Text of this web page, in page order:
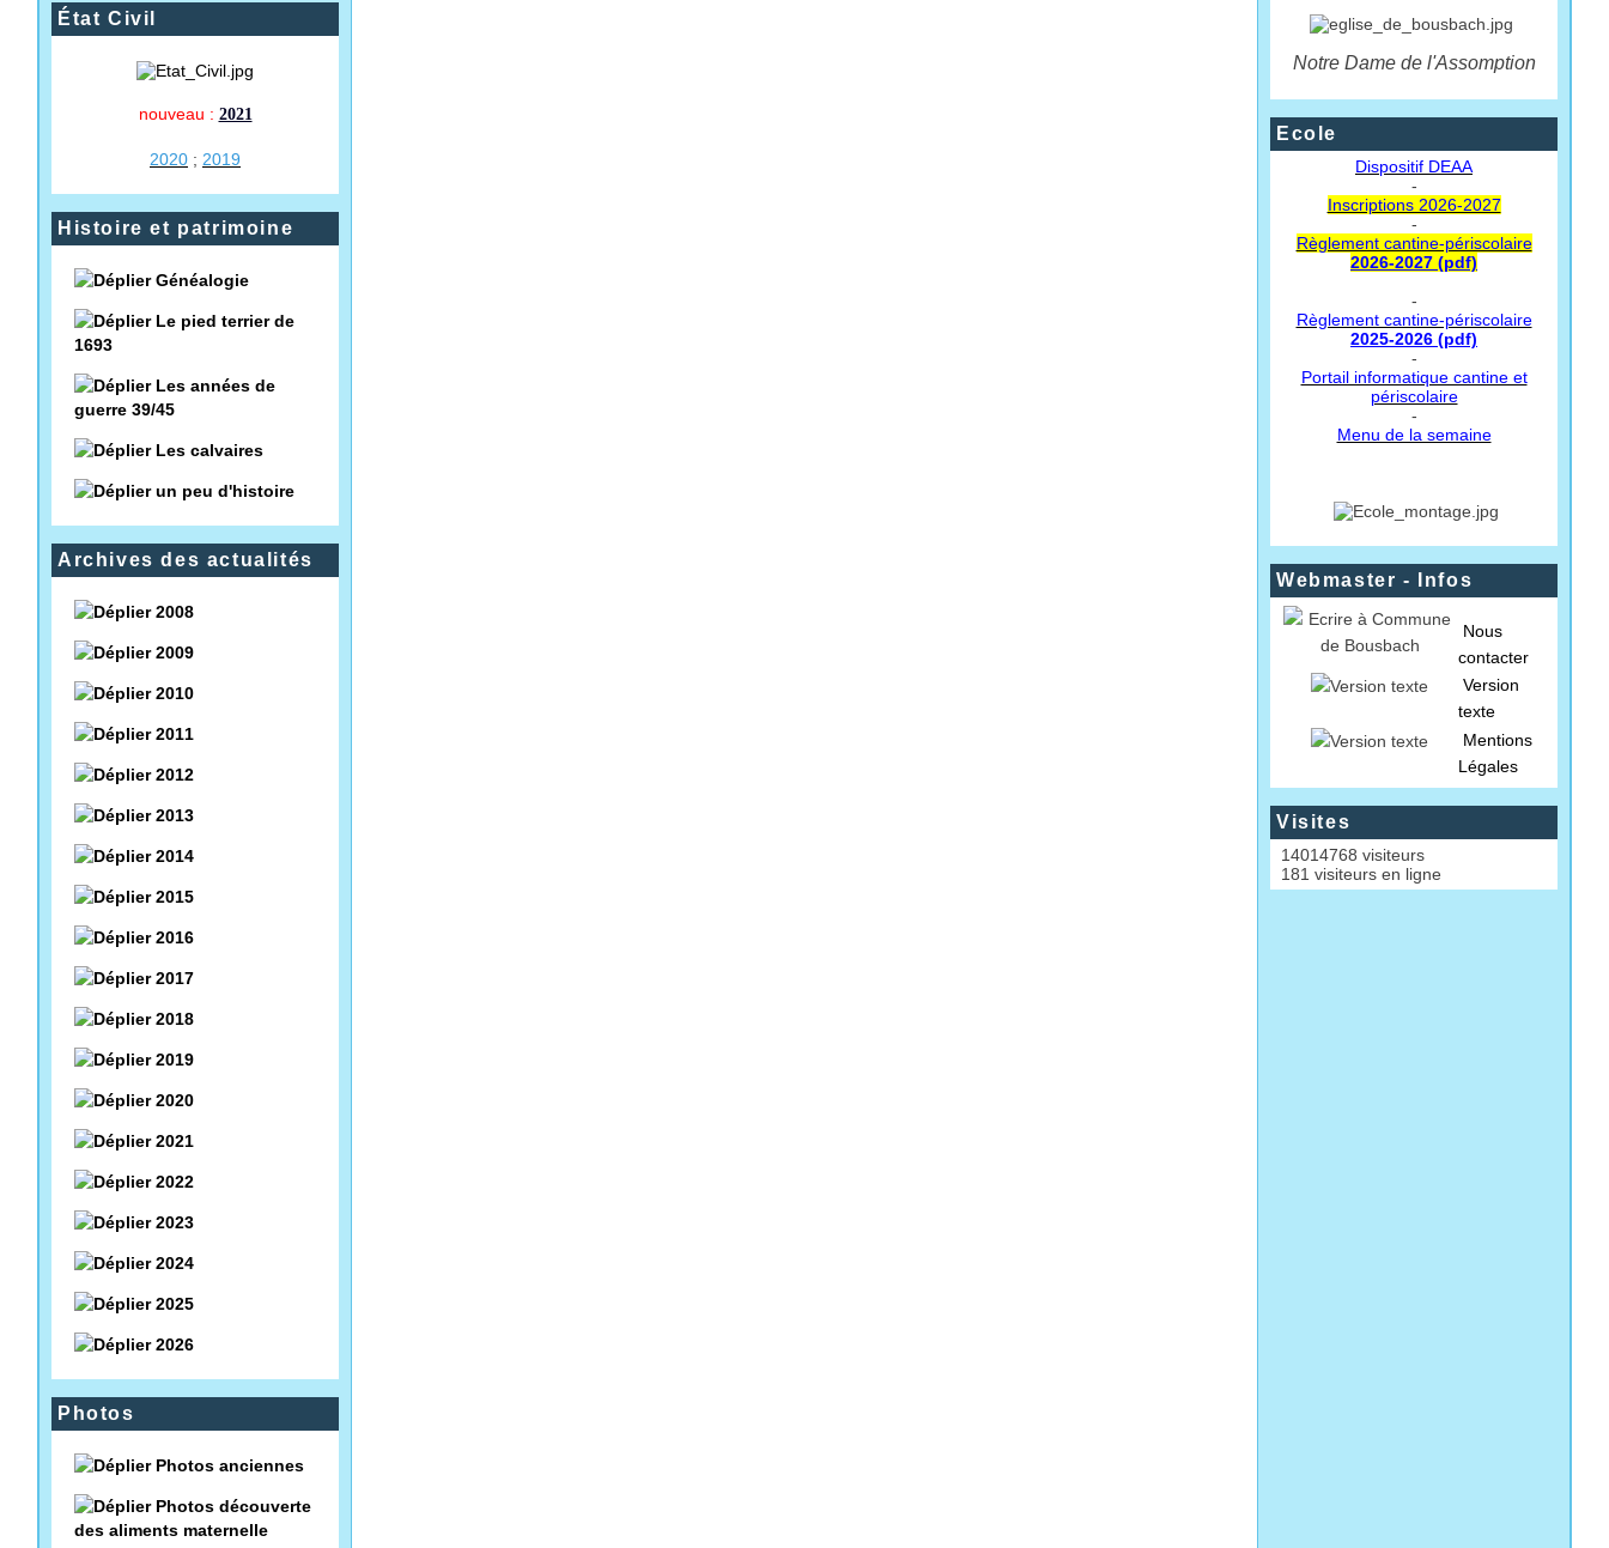
État Civil
nouveau : 2021
2020 ; 2019
Histoire et patrimoine
Généalogie
Le pied terrier de
1693
Les années de
guerre 39/45
Les calvaires
un peu d'histoire
Archives des actualités
2008
2009
2010
2011
2012
2013
2014
2015
2016
2017
2018
2019
2020
2021
2022
2023
2024
2025
2026
Photos
Photos anciennes
Photos découverte
des aliments maternelle
Notre Dame de l'Assomption
Ecole
Dispositif DEAA
-
Inscriptions 2026-2027
-
Règlement cantine-périscolaire
2026-2027 (pdf)
-
Règlement cantine-périscolaire
2025-2026 (pdf)
-
Portail informatique cantine et
périscolaire
-
Menu de la semaine
Webmaster - Infos
Nous
contacter
Version
texte
Mentions
Légales
Visites
14014768 visiteurs
181 visiteurs en ligne